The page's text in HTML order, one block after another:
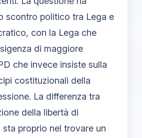
scontro politico tra Lega e
con la Lega che
di maggiore
che invece insiste sulla
costituzionali della
La differenza tra
della libertà di
sta proprio nel trovare un